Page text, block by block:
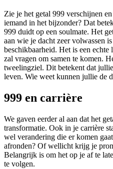
Zie je het getal 999 verschijnen
iemand in het bijzonder? Dat
999 duidt op een soulmate. Het
aan wie je dacht zeer volwassen
beschikbaarheid. Het is een
zal vragen om samen te komen.
tweelingziel. Dit betekent dat
leven. Wie weet kunnen jullie de
999 en carrière
We gaven eerder al aan dat het
transformatie. Ook in je carrière
wel verandering die er komen
afronden? Of wellicht krijg je
Belangrijk is om het op je af te
te volgen.